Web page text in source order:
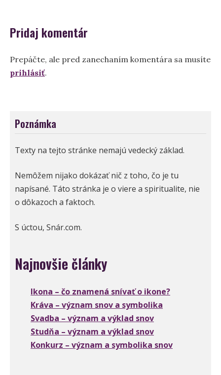
Pridaj komentár
Prepáčte, ale pred zanechaním komentára sa musíte
prihlásiť.
Poznámka
Texty na tejto stránke nemajú vedecký základ.
Nemôžem nijako dokázať nič z toho, čo je tu
napísané. Táto stránka je o viere a spiritualite, nie
o dôkazoch a faktoch.
S úctou, Snár.com.
Najnovšie články
Ikona – čo znamená snívať o ikone?
Kráva – význam snov a symbolika
Svadba – význam a výklad snov
Studňa – význam a výklad snov
Konkurz – význam a symbolika snov